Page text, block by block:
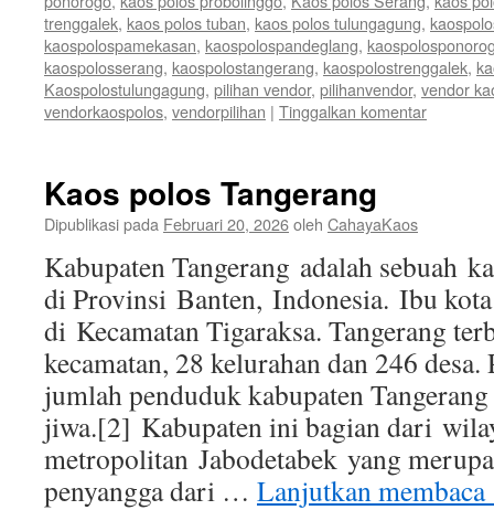
trenggalek, kaos polos tuban, kaos polos tulungagung,
kaospolospamekasan, kaospolospandeglang,
kaospolosserang, kaospolostangerang, kaospolostrenggalek,
Kaospolostulungagung, pilihan vendor, pilihanvendor, vendor
vendorkaospolos, vendorpilihan | Tinggalkan komentar
Kaos polos Tangerang
Dipublikasi pada Februari 20, 2026oleh CahayaKaos
Kabupaten Tangerang adalah sebuah
di Provinsi Banten, Indonesia. Ibu
di Kecamatan Tigaraksa. Tangerang
kecamatan, 28 kelurahan dan 246
jumlah penduduk kabupaten
jiwa.[2] Kabupaten ini bagian dari
metropolitan Jabodetabek yang
penyangga dari … Lanjutkan membaca